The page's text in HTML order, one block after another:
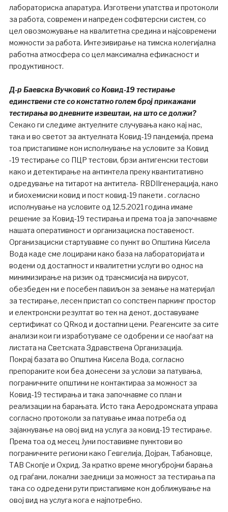
лабораториска апаратура. Изготвени упатства и протоколи
за работа, современ и напреден софвтерски систем, со
цел овозможување на квалитетна средина и најсовремени
можности за работа. Интезивирање на тимска колегијална
работна атмосфера со цел максимална ефикасност и
продуктивност.
Д-р Баевска Вучковиќ со Ковид-19 тестирање
единствени сте со констатно голем број прикажани
тестирања во дневните извештаи, на што се должи?
Секако ги следиме актуелните случувања како кај нас,
така и во светот за актуелната Ковид-19 пандемија, према
тоа пристапивме кон исполнување на условите за Ковид
-19 тестирање со ПЦР тестови, брзи антигенски тестови
како и детектирање на антинтела преку квантитативно
одредување на титарот на антитела- RBDIIгенерација, како
и биохемиски ковид и пост ковид-19 пакети . согласно
исполнување на условите од 12.5.2021 година имаме
решение за Ковид-19 тестирања и према тоа ја започнавме
нашата оперативност и организациска поставеност.
Организациски стартувавме со пункт во Општина Кисела
Вода каде сме лоцирани како база на лабораторијата и
водени од достапност и квалитетни услуги во однос на
минимизирање на ризик од трансмисија на вирусот,
обезбеден ни е посебен павиљон за земање на материјал
за тестирање, лесен пристап со сопствен паркинг простор
и електронски резултат во тек на денот, доставуваме
сертификат со QRкод и достапни цени. Реагенсите за сите
анализи кои ги изработуваме се одобрени и се наоѓаат на
листата на Светската Здравствена Организација.
Покрај базата во Општина Кисела Вода, согласно
препораките кои беа донесени за услови за патувања,
пограничните општини не контактираа за можност за
Ковид-19 тестирања и така започнавме со план и
реализации на барањата. Исто така Аеродромската управа
согласно протоколи за патување имаа потреба од
зајакнување на овој вид на услуга за ковид-19 тестирање.
Према тоа од месец Јуни поставивме пунктови во
пограничните региони како Гевгелија, Дојран, Табановце,
ТАВ Скопје и Охрид. За кратко време многубројни барања
од граѓани, локални заедници за можност за тестирања па
така со одредени рути пристапивме кон доближување на
овој вид на услуга кога е најпотребно.